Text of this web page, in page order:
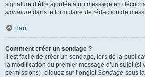
signature d’être ajoutée à un message en
signature dans le formulaire de rédaction de
Haut
Comment créer un sondage ?
Il est facile de créer un sondage, lors de la
la modification du premier message d’un sujet (si
permissions), cliquez sur l’ongletSondage sous